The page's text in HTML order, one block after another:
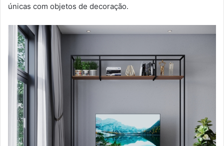
únicas com objetos de decoração.